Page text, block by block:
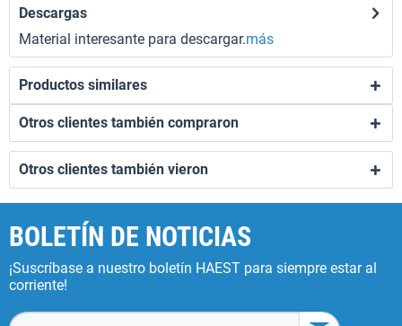
Descargas
Material interesante para descargar.más
Productos similares
Otros clientes también compraron
Otros clientes también vieron
BOLETÍN DE NOTICIAS
¡Suscríbase a nuestro boletín HAEST para siempre estar al
corriente!